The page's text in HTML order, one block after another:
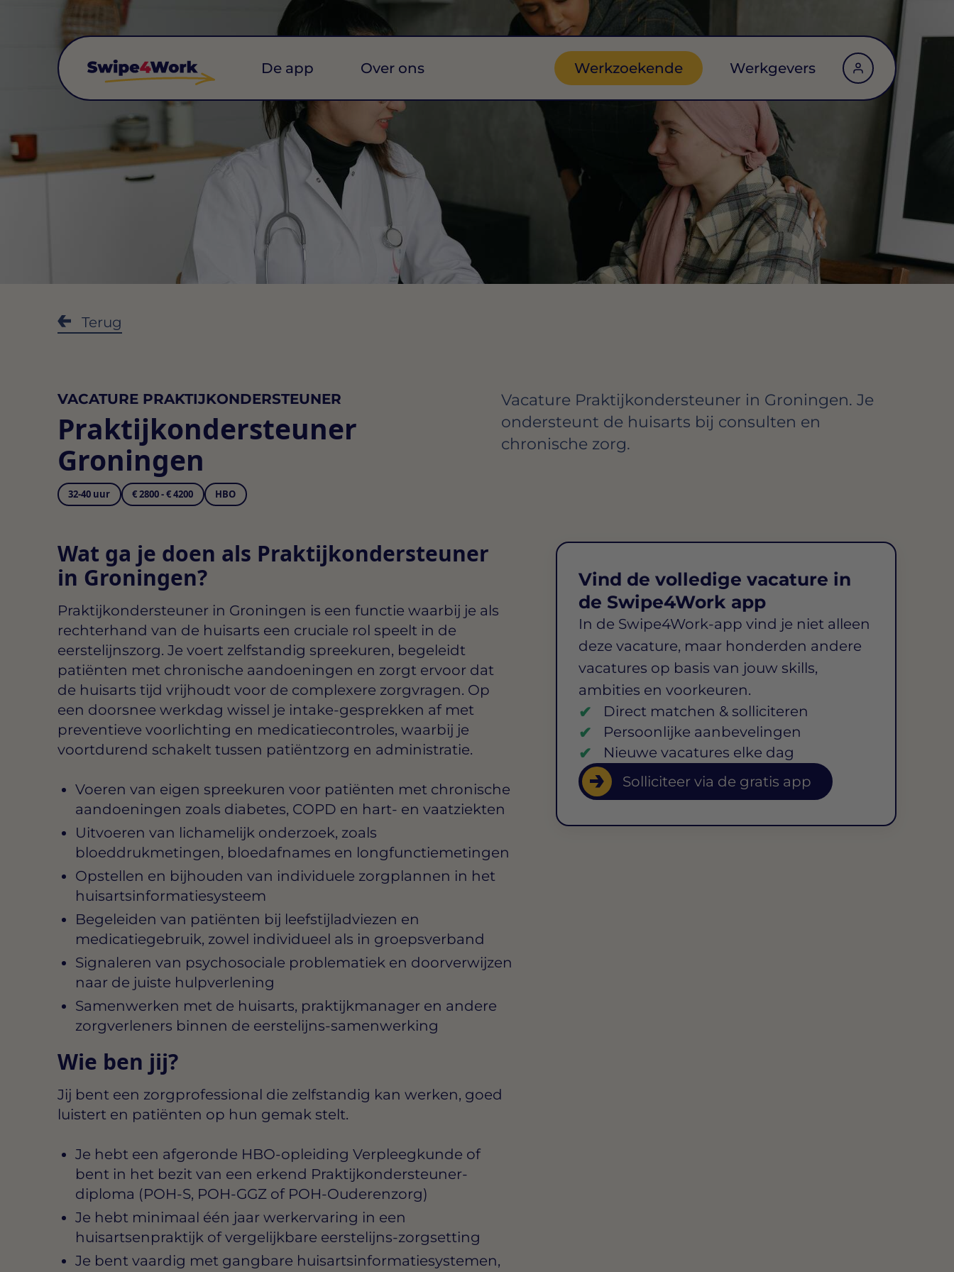
De app Over ons Werkzoekende Werkgevers
Terug
VACATURE PRAKTIJKONDERSTEUNER
Praktijkondersteuner
Groningen
32-40 uur € 2800 - € 4200 HBO
Vacature Praktijkondersteuner in Groningen. Je
ondersteunt de huisarts bij consulten en
chronische zorg.
Wat ga je doen als Praktijkondersteuner
in Groningen?
Praktijkondersteuner in Groningen is een functie waarbij je als
rechterhand van de huisarts een cruciale rol speelt in de
eerstelijnszorg. Je voert zelfstandig spreekuren, begeleidt
patiënten met chronische aandoeningen en zorgt ervoor dat
de huisarts tijd vrijhoudt voor de complexere zorgvragen. Op
een doorsnee werkdag wissel je intake-gesprekken af met
preventieve voorlichting en medicatiecontroles, waarbij je
voortdurend schakelt tussen patiëntzorg en administratie.
Voeren van eigen spreekuren voor patiënten met chronische
aandoeningen zoals diabetes, COPD en hart- en vaatziekten
Uitvoeren van lichamelijk onderzoek, zoals
bloeddrukmetingen, bloedafnames en longfunctiemetingen
Opstellen en bijhouden van individuele zorgplannen in het
huisartsinformatiesysteem
Begeleiden van patiënten bij leefstijladviezen en
medicatiegebruik, zowel individueel als in groepsverband
Signaleren van psychosociale problematiek en doorverwijzen
naar de juiste hulpverlening
Samenwerken met de huisarts, praktijkmanager en andere
zorgverleners binnen de eerstelijns-samenwerking
Wie ben jij?
Jij bent een zorgprofessional die zelfstandig kan werken, goed
luistert en patiënten op hun gemak stelt.
Je hebt een afgeronde HBO-opleiding Verpleegkunde of
bent in het bezit van een erkend Praktijkondersteuner-
diploma (POH-S, POH-GGZ of POH-Ouderenzorg)
Je hebt minimaal één jaar werkervaring in een
huisartsenpraktijk of vergelijkbare eerstelijns-zorgsetting
Je bent vaardig met gangbare huisartsinformatiesystemen,
Vind de volledige vacature in
de Swipe4Work app
In de Swipe4Work-app vind je niet alleen
deze vacature, maar honderden andere
vacatures op basis van jouw skills,
ambities en voorkeuren.
Direct matchen & solliciteren
Persoonlijke aanbevelingen
Nieuwe vacatures elke dag
Solliciteer via de gratis app